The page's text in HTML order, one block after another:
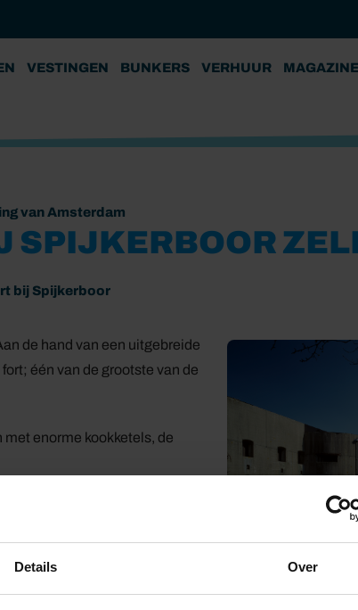
Details Over
VESTINGEN BUNKERS VERHUUR
van Amsterdam
SPIJKERBOOR
bij Spijkerboor
de hand van een uitgebreide
één van de grootste van de
enorme kookketels, de
Daarnaast is het fort ook
Weekend van het
september).